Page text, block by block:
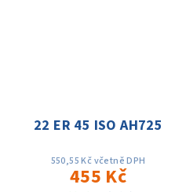
22 ER 45 ISO AH725
550,55 Kč včetně DPH
455 Kč